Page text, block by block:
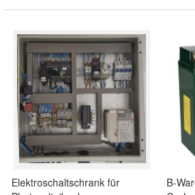
Elektroschaltschrank für
B-